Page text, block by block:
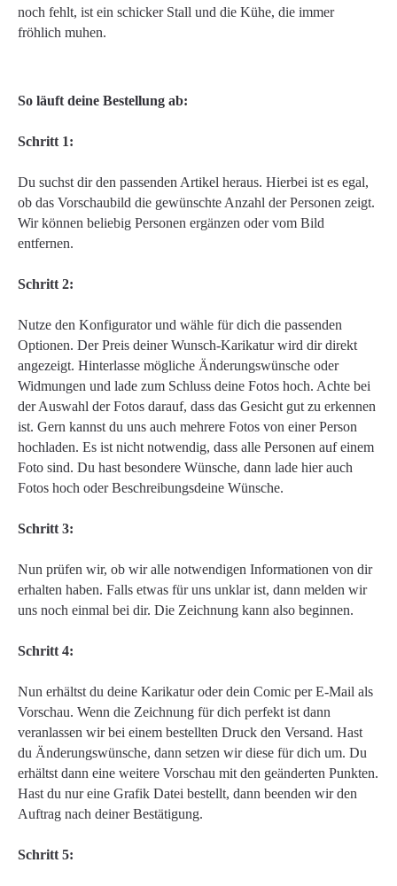
noch fehlt, ist ein schicker Stall und die Kühe, die immer
fröhlich muhen.
So läuft deine Bestellung ab:
Schritt 1:
Du suchst dir den passenden Artikel heraus. Hierbei ist es egal,
ob das Vorschaubild die gewünschte Anzahl der Personen zeigt.
Wir können beliebig Personen ergänzen oder vom Bild
entfernen.
Schritt 2:
Nutze den Konfigurator und wähle für dich die passenden
Optionen. Der Preis deiner Wunsch-Karikatur wird dir direkt
angezeigt. Hinterlasse mögliche Änderungswünsche oder
Widmungen und lade zum Schluss deine Fotos hoch. Achte bei
der Auswahl der Fotos darauf, dass das Gesicht gut zu erkennen
ist. Gern kannst du uns auch mehrere Fotos von einer Person
hochladen. Es ist nicht notwendig, dass alle Personen auf einem
Foto sind. Du hast besondere Wünsche, dann lade hier auch
Fotos hoch oder Beschreibungsdeine Wünsche.
Schritt 3:
Nun prüfen wir, ob wir alle notwendigen Informationen von dir
erhalten haben. Falls etwas für uns unklar ist, dann melden wir
uns noch einmal bei dir. Die Zeichnung kann also beginnen.
Schritt 4:
Nun erhältst du deine Karikatur oder dein Comic per E-Mail als
Vorschau. Wenn die Zeichnung für dich perfekt ist dann
veranlassen wir bei einem bestellten Druck den Versand. Hast
du Änderungswünsche, dann setzen wir diese für dich um. Du
erhältst dann eine weitere Vorschau mit den geänderten Punkten.
Hast du nur eine Grafik Datei bestellt, dann beenden wir den
Auftrag nach deiner Bestätigung.
Schritt 5: